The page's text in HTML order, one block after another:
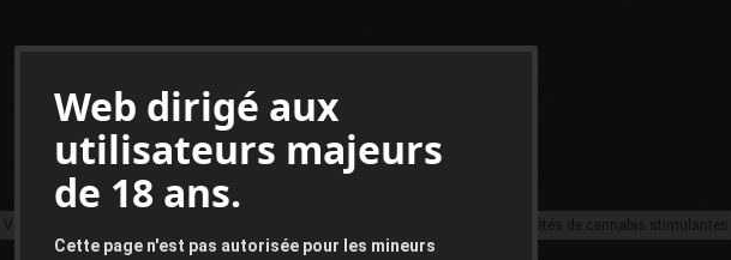
Variétés de cannabis au goût d’agrumes Variétés de cannabis stimulantes
Web dirigé aux
utilisateurs majeurs
de 18 ans.
Cette page n'est pas autorisée pour les mineurs